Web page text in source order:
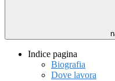
Indice pagina
Biografia
Dove lavora